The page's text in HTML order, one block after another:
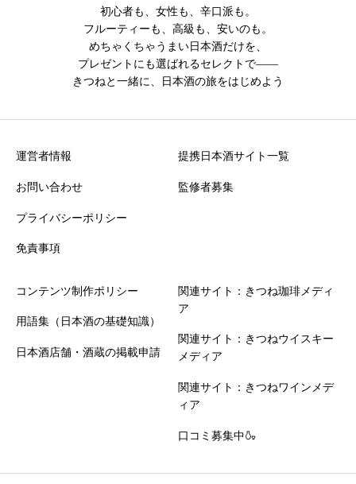
・投稿内容は運営確認後に公開されます
初心者も、女性も、辛口派も。
フルーティーも、高級も、安いのも。
めちゃくちゃうまい日本酒だけを、
プレゼントにも選ばれるセレクトで――
きつねと一緒に、日本酒の旅をはじめよう
運営者情報
お問い合わせ
プライバシーポリシー
免責事項
提携日本酒サイト一覧
監修者募集
コンテンツ制作ポリシー
用語集（日本酒の基礎知識）
日本酒店舗・酒蔵の掲載申請
関連サイト：きつね珈琲メディ
ア
関連サイト：きつねウイスキー
メディア
関連サイト：きつねワインメデ
ィア
口コミ募集中🍶